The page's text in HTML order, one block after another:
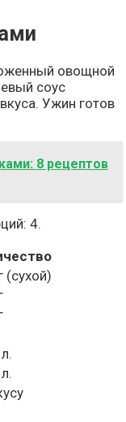
овощной
соус
Ужин готов
8 рецептов
4.
(сухой)